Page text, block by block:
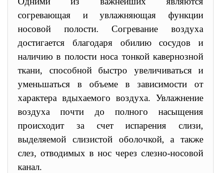
согревающая и увлажняющая функции
носовой полости. Согревание воздуха
достигается благодаря обилию сосудов и
наличию в полости носа тонкой кавернозной
ткани, способной быстро увеличиваться и
уменьшаться в объеме в зависимости от
характера вдыхаемого воздуха. Увлажнение
воздуха почти до полного насыщения
происходит за счет испарения слизи,
выделяемой слизистой оболочкой, а также
слез, отводимых в нос через слезно-носовой
канал.